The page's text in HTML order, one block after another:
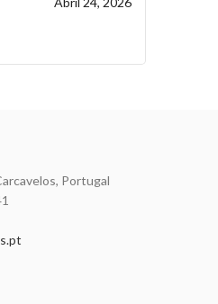
Portugal